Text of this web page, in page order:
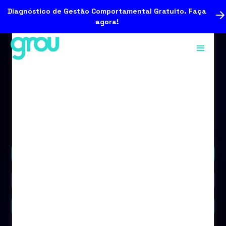
Diagnóstico de Gestão Comportamental Gratuito. Faça
agora!